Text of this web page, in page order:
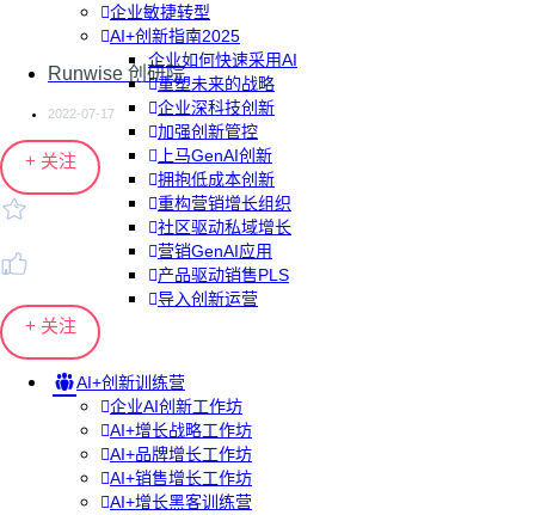
企业敏捷转型
AI+创新指南2025
企业如何快速采用AI
重塑未来的战略
企业深科技创新
加强创新管控
上马GenAI创新
拥抱低成本创新
重构营销增长组织
社区驱动私域增长
营销GenAI应用
产品驱动销售PLS
导入创新运营
AI+创新训练营
企业AI创新工作坊
AI+增长战略工作坊
AI+品牌增长工作坊
AI+销售增长工作坊
AI+增长黑客训练营
Runwise 创研院
2022-07-17
+ 关注
+ 关注